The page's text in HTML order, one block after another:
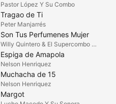
Pastor López Y Su Combo
Tragao de Ti
Peter Manjarrés
Son Tus Perfumenes Mujer
Willy Quintero & El Supercombo Los Tropicales
Espiga de Amapola
Nelson Henriquez
Muchacha de 15
Nelson Henriquez
Margot